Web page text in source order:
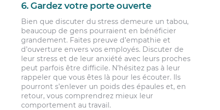
6. Gardez votre porte ouverte
Bien que discuter du stress demeure un tabou,
beaucoup de gens pourraient en bénéficier
grandement. Faites preuve d’empathie et
d’ouverture envers vos employés. Discuter de
leur stress et de leur anxiété avec leurs proches
peut parfois être difficile. N’hésitez pas à leur
rappeler que vous êtes là pour les écouter. Ils
pourront s’enlever un poids des épaules et, en
retour, vous comprendrez mieux leur
comportement au travail.